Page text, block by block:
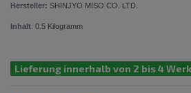
Hersteller: SHINJYO MISO CO. LTD.
Inhalt: 0.5 Kilogramm
Lieferung innerhalb von 2 bis 4